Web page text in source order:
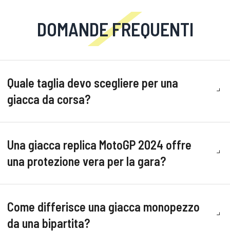
DOMANDE FREQUENTI
Quale taglia devo scegliere per una
giacca da corsa?
Una giacca replica MotoGP 2024 offre
una protezione vera per la gara?
Come differisce una giacca monopezzo
da una bipartita?